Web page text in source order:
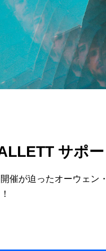
サポ
催が迫ったオーウェン